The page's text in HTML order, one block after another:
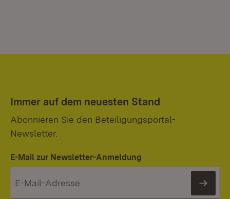
Immer auf dem neuesten Stand
Abonnieren Sie den Beteiligungsportal-
Newsletter.
E-Mail zur Newsletter-Anmeldung